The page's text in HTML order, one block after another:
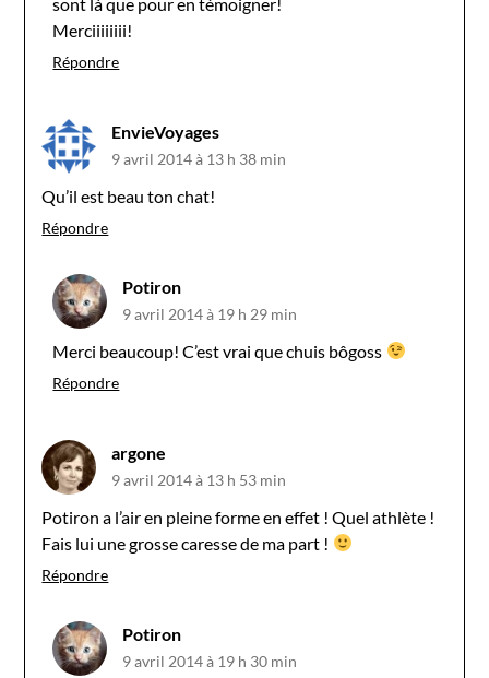
Merciiiiiiii!
Répondre
EnvieVoyages
9 avril 2014 à 13 h 38 min
Qu’il est beau ton chat!
Répondre
Potiron
9 avril 2014 à 19 h 29 min
Merci beaucoup! C’est vrai que chuis bôgoss
Répondre
argone
9 avril 2014 à 13 h 53 min
Potiron a l’air en pleine forme en effet ! Quel athlète !
Fais lui une grosse caresse de ma part !
Répondre
Potiron
9 avril 2014 à 19 h 30 min